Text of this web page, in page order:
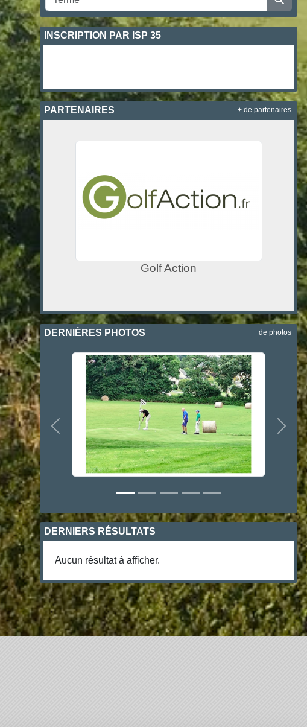
INSCRIPTION PAR ISP 35
PARTENAIRES
Golf Action
+ de partenaires
DERNIÈRES PHOTOS
Précedent
+ de photos
DERNIERS RÉSULTATS
Aucun résultat à afficher.